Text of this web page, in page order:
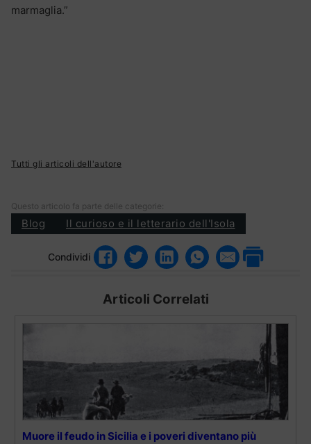
marmaglia.”
Tutti gli articoli dell'autore
Questo articolo fa parte delle categorie:
Blog Il curioso e il letterario dell'Isola
Condividi
Articoli Correlati
Muore il feudo in Sicilia e i poveri diventano più